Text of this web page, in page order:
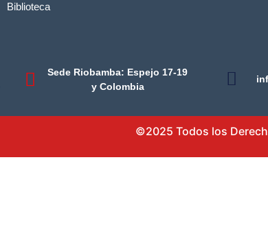
Biblioteca
Sede Riobamba: Espejo 17-19
y Colombia
©2025 Todos los